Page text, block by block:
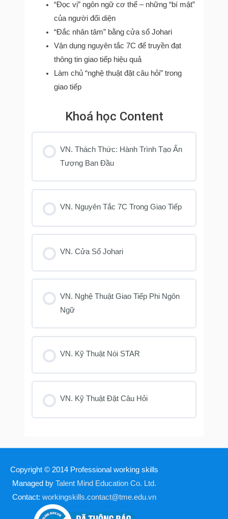
“Đọc vị” ngôn ngữ cơ thể – những “bí mật”
của người đối diện
“Đắc nhân tâm” bằng cửa sổ Johari
Vận dụng nguyên tắc 7C để truyền đạt
thông tin giao tiếp hiệu quả
Làm chủ “nghệ thuật đặt câu hỏi” trong
giao tiếp
Khoá học Content
VN. Thách Thức: Hành Trình Tạo Ấn
Tượng Ban Đầu
VN. Nguyên Tắc 7C Trong Giao Tiếp
VN. Cửa Sổ Johari
VN. Nghệ Thuật Giao Tiếp Phi Ngôn
Ngữ
VN. Kỹ Thuật Nói STAR
VN. Kỹ Thuật Đặt Câu Hỏi
Copyright © 2014 Professional working skills
Managed by Talent Mind Education Co. Ltd.
Contact: workingskills.contact@tme.edu.vn